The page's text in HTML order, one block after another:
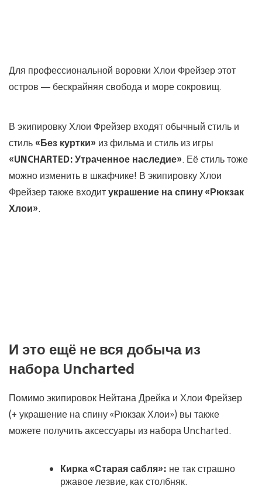
Для профессиональной воровки Хлои Фрейзер этот
остров — бескрайняя свобода и море сокровищ.
В экипировку Хлои Фрейзер входят обычный стиль и
стиль «Без куртки» из фильма и стиль из игры
«UNCHARTED: Утраченное наследие». Её стиль тоже
можно изменить в шкафчике! В экипировку Хлои
Фрейзер также входитукрашение на спину «Рюкзак
Хлои».
И это ещё не вся добыча из
набора Uncharted
Помимо экипировок Нейтана Дрейка и Хлои Фрейзер
(+ украшение на спину «Рюкзак Хлои») вы также
можете получить аксессуары из набора Uncharted.
Кирка «Старая сабля»: не так страшно
ржавое лезвие, как столбняк.